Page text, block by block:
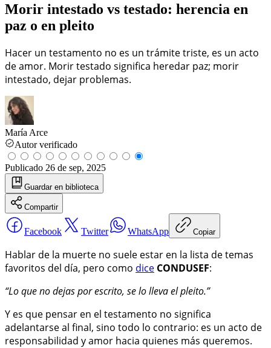
Morir intestado vs testado: herencia en
paz o en pleito
Hacer un testamento no es un trámite triste, es un acto
de amor. Morir testado significa heredar paz; morir
intestado, dejar problemas.
María Arce
Autor verificado
Publicado 26 de sep, 2025
Guardar en biblioteca
Compartir
Facebook Twitter WhatsApp Copiar
Hablar de la muerte no suele estar en la lista de temas
favoritos del día, pero como dice CONDUSEF:
“Lo que no dejas por escrito, se lo lleva el pleito.”
Y es que pensar en el testamento no significa
adelantarse al final, sino todo lo contrario: es un acto de
responsabilidad y amor hacia quienes más queremos.